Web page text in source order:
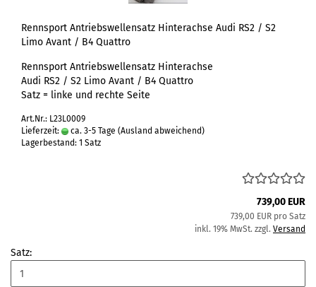
Rennsport Antriebswellensatz Hinterachse Audi RS2 / S2
Limo Avant / B4 Quattro
Rennsport Antriebswellensatz Hinterachse
Audi RS2 / S2 Limo Avant / B4 Quattro
Satz = linke und rechte Seite
Art.Nr.: L23L0009
Lieferzeit:
ca. 3-5 Tage (Ausland abweichend)
Lagerbestand: 1 Satz
739,00 EUR
739,00 EUR pro Satz
inkl. 19% MwSt. zzgl. Versand
Satz: